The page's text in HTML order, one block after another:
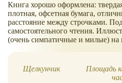
Книга хорошо оформлена:
плотная, офсетная бумага,
расстояние между строчками.
самостоятельного чтения.
(очень симпатичные и милые) на
Щелкунчик
Площадь